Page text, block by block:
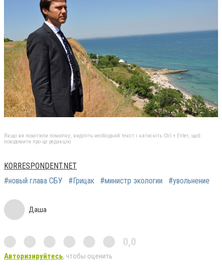
Якщо ви помітили помилку, виділіть необхідний текст і натисніть Ctrl + Enter, щоб
повідомити про це редакцію
KORRESPONDENT.NET
#новый глава СБУ
#Грицак #министр экологии #увольнение
Даша
0,0
Авторизируйтесь, чтобы оценить